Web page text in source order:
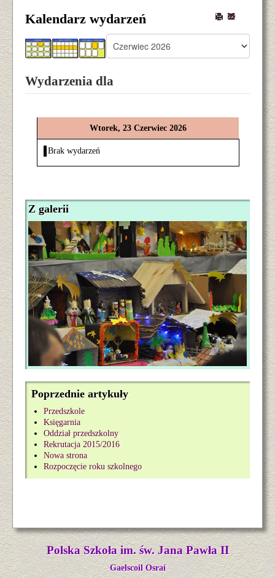
Kalendarz wydarzeń
Wydarzenia dla
Wtorek, 23 Czerwiec 2026
Brak wydarzeń
Z galerii
Poprzednie artykuły
Przedszkole
Księgarnia
Oddział przedszkolny
Rekrutacja 2015/2016
Nowa strona
Rozpoczęcie roku szkolnego
Polska Szkoła im. św. Jana Pawła II
Gaelscoil Osraí